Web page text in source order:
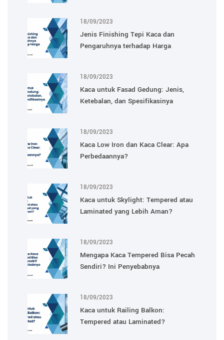
18/09/2023
Jenis Finishing Tepi Kaca dan
Pengaruhnya terhadap Harga
18/09/2023
Kaca untuk Fasad Gedung: Jenis,
Ketebalan, dan Spesifikasinya
18/09/2023
Kaca Low Iron dan Kaca Clear: Apa
Perbedaannya?
18/09/2023
Kaca untuk Skylight: Tempered atau
Laminated yang Lebih Aman?
18/09/2023
Mengapa Kaca Tempered Bisa Pecah
Sendiri? Ini Penyebabnya
18/09/2023
Kaca untuk Railing Balkon:
Tempered atau Laminated?